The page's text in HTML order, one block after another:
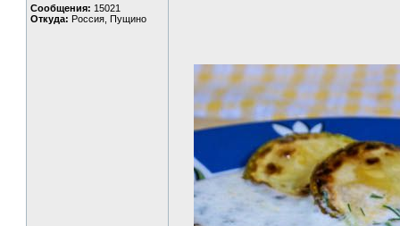
Сообщения: 15021
Откуда: Россия, Пущино